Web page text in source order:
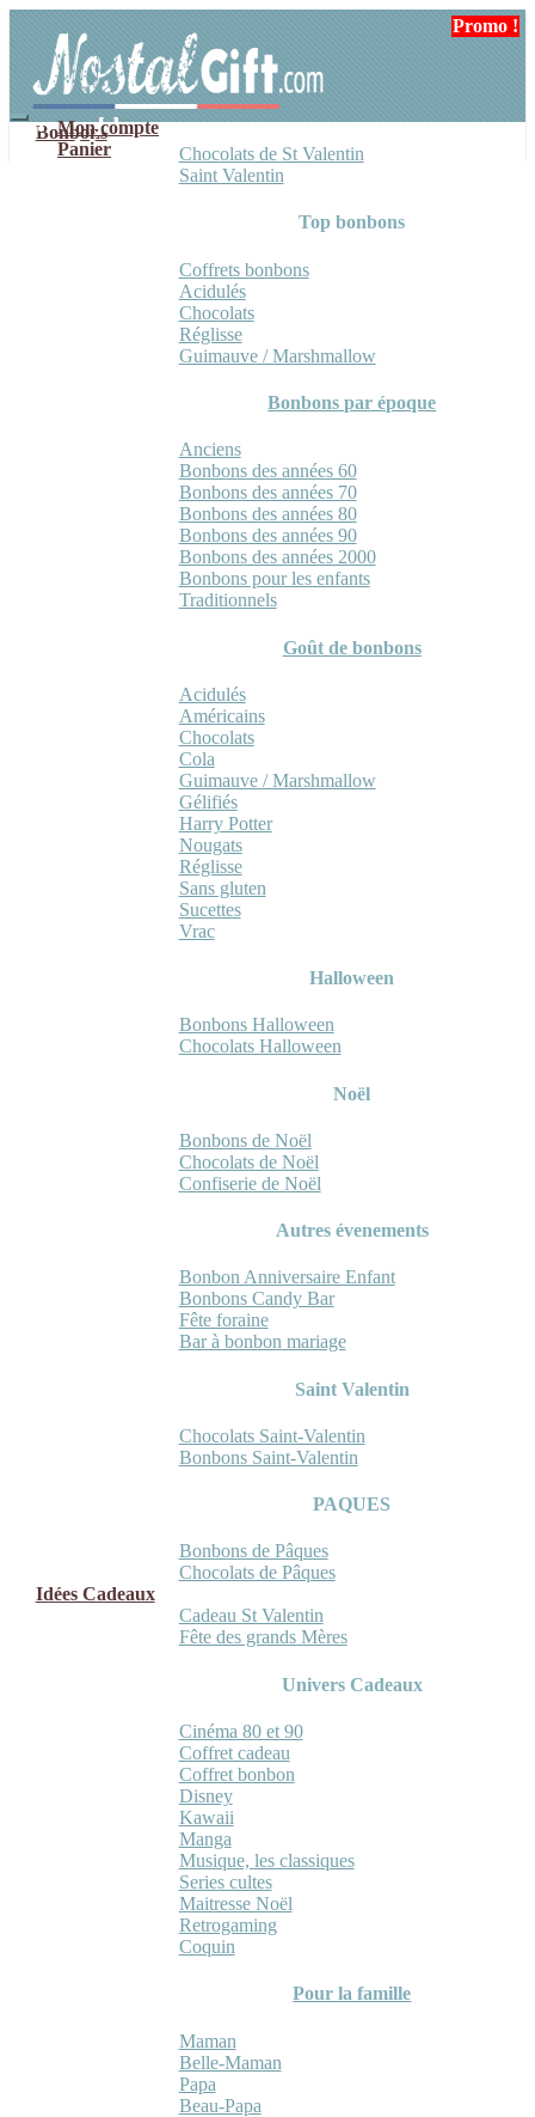
navigation
contenu
Mon compte
Panier
Bonbons
Chocolats de St Valentin
Saint Valentin
Top bonbons
Coffrets bonbons
Acidulés
Chocolats
Réglisse
Guimauve / Marshmallow
Bonbons par époque
Anciens
Bonbons des années 60
Bonbons des années 70
Bonbons des années 80
Bonbons des années 90
Bonbons des années 2000
Bonbons pour les enfants
Traditionnels
Goût de bonbons
Acidulés
Américains
Chocolats
Cola
Guimauve / Marshmallow
Gélifiés
Harry Potter
Nougats
Réglisse
Sans gluten
Sucettes
Vrac
Halloween
Bonbons Halloween
Chocolats Halloween
Noël
Bonbons de Noël
Chocolats de Noël
Confiserie de Noël
Autres évenements
Bonbon Anniversaire Enfant
Bonbons Candy Bar
Fête foraine
Bar à bonbon mariage
Saint Valentin
Chocolats Saint-Valentin
Bonbons Saint-Valentin
PAQUES
Bonbons de Pâques
Chocolats de Pâques
Idées Cadeaux
Cadeau St Valentin
Fête des grands Mères
Univers Cadeaux
Cinéma 80 et 90
Coffret cadeau
Coffret bonbon
Disney
Kawaii
Manga
Musique, les classiques
Series cultes
Maitresse Noël
Retrogaming
Coquin
Pour la famille
Maman
Belle-Maman
Papa
Beau-Papa
Promo !
Promo !